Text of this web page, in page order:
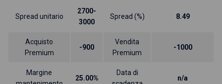
Spread unitario
2700-
3000
Spread (%) 8.49
Acquisto
Premium
-900
Vendita
Premium
-1000
Margine
25.00%
Data di
n/a